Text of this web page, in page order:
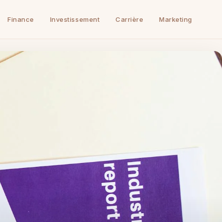
Finance Investissement Carrière Marketing